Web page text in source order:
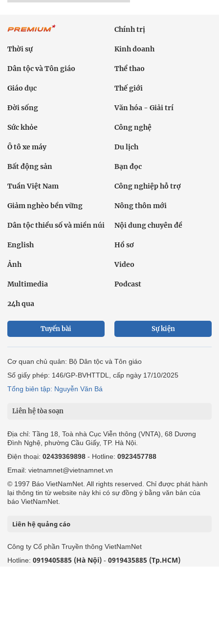
Chính trị
Thời sự Kinh doanh
Dân tộc và Tôn giáo Thể thao
Giáo dục Thế giới
Đời sống Văn hóa - Giải trí
Sức khỏe Công nghệ
Ô tô xe máy Du lịch
Bất động sản Bạn đọc
Tuần Việt Nam Công nghiệp hỗ trợ
Giảm nghèo bền vững Nông thôn mới
Dân tộc thiểu số và miền núi Nội dung chuyên đề
English Hồ sơ
Ảnh Video
Multimedia Podcast
24h qua
Tuyến bài Sự kiện
Cơ quan chủ quản: Bộ Dân tộc và Tôn giáo
Số giấy phép: 146/GP-BVHTTDL, cấp ngày 17/10/2025
Tổng biên tập: Nguyễn Văn Bá
Liên hệ tòa soạn
Địa chỉ: Tầng 18, Toà nhà Cục Viễn thông (VNTA), 68 Dương
Đình Nghệ, phường Cầu Giấy, TP. Hà Nội.
Điện thoại: 02439369898 - Hotline: 0923457788
Email: vietnamnet@vietnamnet.vn
© 1997 Báo VietNamNet. All rights reserved. Chỉ được phát hành
lại thông tin từ website này khi có sự đồng ý bằng văn bản của
báo VietNamNet.
Liên hệ quảng cáo
Công ty Cổ phần Truyền thông VietNamNet
Hotline: 0919405885 (Hà Nội) - 0919435885 (Tp.HCM)